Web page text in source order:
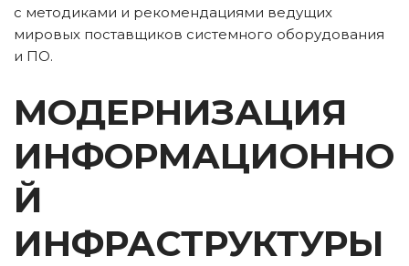
c методиками и рекомендациями ведущих
мировых поставщиков системного оборудования
и ПО.
МОДЕРНИЗАЦИЯ
ИНФОРМАЦИОННО
Й
ИНФРАСТРУКТУРЫ